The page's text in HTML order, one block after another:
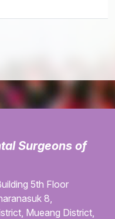
Surgeons of
5th Floor
8,
Mueang District,